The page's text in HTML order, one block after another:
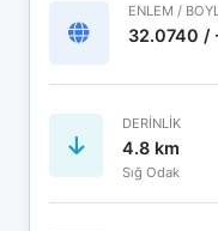
ENLEM /
32.0740 /
DERINLIK
4.8 km
Sığ Odak